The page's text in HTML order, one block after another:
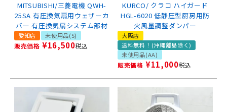
MITSUBISHI/三菱電機 QWH-
25SA 有圧換気扇用ウェザーカ
バー 有圧換気扇システム部材
愛知店 未使用品(S)
販売価格 ¥16,500税込
KURCO/ クラコ ハイガード
HGL-6020 低静圧型厨房用防
火風量調整ダンパー
大阪店
送料無料！(沖縄離島除く)
未使用品(AA)
販売価格 ¥11,000税込